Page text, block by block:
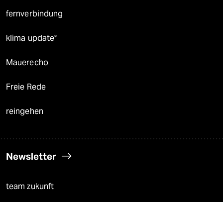
fernverbindung
klima update°
Mauerecho
Freie Rede
reingehen
Newsletter
team zukunft